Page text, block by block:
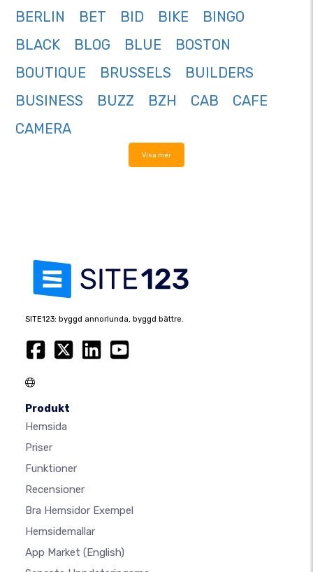
BERLIN
BET BID BIKE
BINGO
BLACK
BLOG BLUE
BOSTON
BOUTIQUE
BRUSSELS
BUILDERS
BUSINESS
BUZZ BZH CAB
CAFE
CAMERA
Visa mer
SITE123: byggd annorlunda, byggd bättre.
Produkt
Hemsida
Priser
Funktioner
Recensioner
Bra Hemsidor Exempel
Hemsidemallar
App Market (English)